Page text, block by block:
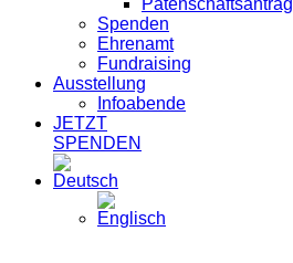
Patenschaftsantrag
Spenden
Ehrenamt
Fundraising
Ausstellung
Infoabende
JETZT
SPENDEN